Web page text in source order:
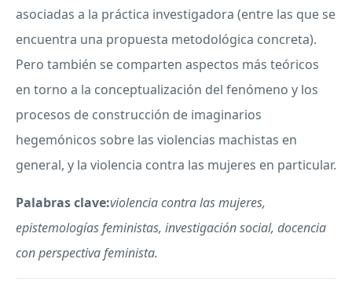
asociadas a la práctica investigadora (entre las que se
encuentra una propuesta metodológica concreta).
Pero también se comparten aspectos más teóricos
en torno a la conceptualización del fenómeno y los
procesos de construcción de imaginarios
hegemónicos sobre las violencias machistas en
general, y la violencia contra las mujeres en particular.
Palabras clave:violencia contra las mujeres,
epistemologías feministas, investigación social, docencia
con perspectiva feminista.